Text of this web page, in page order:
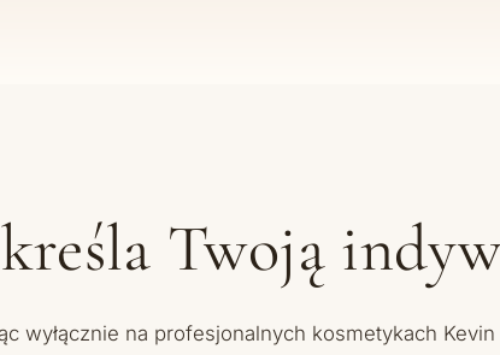
Twoją
na profesjonalnych kosmetykach